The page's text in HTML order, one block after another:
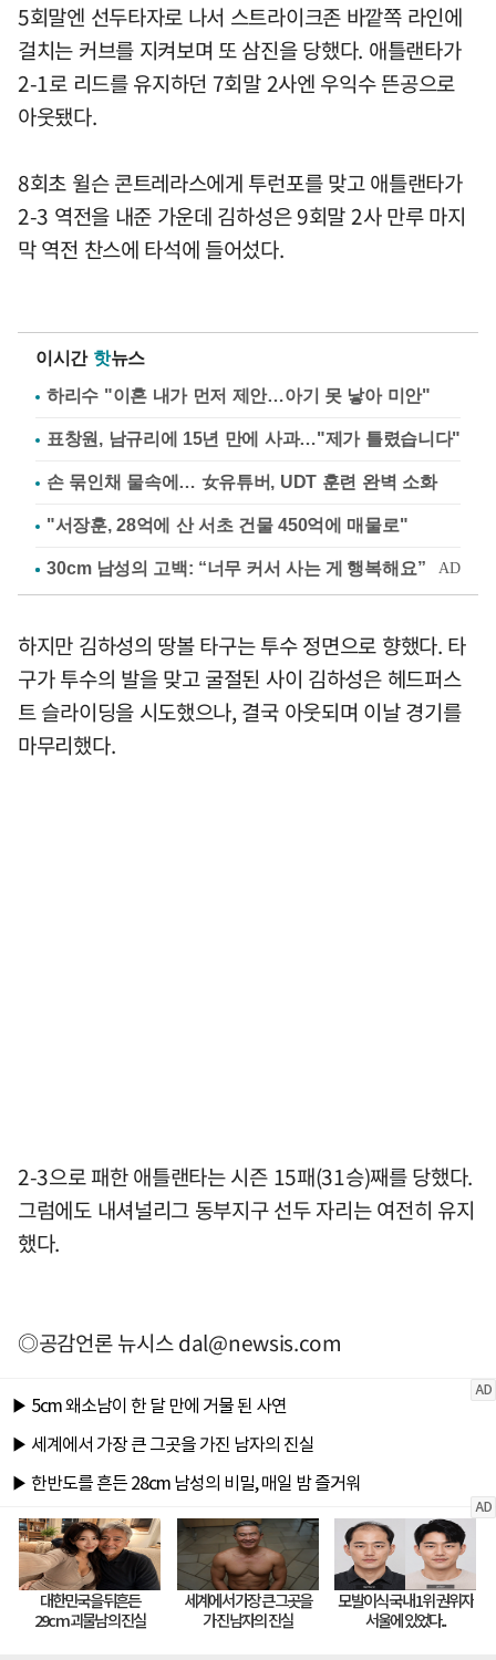
5회말엔 선두타자로 나서 스트라이크존 바깥쪽 라인에
걸치는 커브를 지켜보며 또 삼진을 당했다. 애틀랜타가
2-1로 리드를 유지하던 7회말 2사엔 우익수 뜬공으로
아웃됐다.
8회초 윌슨 콘트레라스에게 투런포를 맞고 애틀랜타가
2-3 역전을 내준 가운데 김하성은 9회말 2사 만루 마지
막 역전 찬스에 타석에 들어섰다.
이시간 핫뉴스
하리수 "이혼 내가 먼저 제안…아기 못 낳아 미안"
표창원, 남규리에 15년 만에 사과…"제가 틀렸습니다"
손 묶인채 물속에… 女유튜버, UDT 훈련 완벽 소화
"서장훈, 28억에 산 서초 건물 450억에 매물로"
하지만 김하성의 땅볼 타구는 투수 정면으로 향했다. 타
구가 투수의 발을 맞고 굴절된 사이 김하성은 헤드퍼스
트 슬라이딩을 시도했으나, 결국 아웃되며 이날 경기를
마무리했다.
2-3으로 패한 애틀랜타는 시즌 15패(31승)째를 당했다.
그럼에도 내셔널리그 동부지구 선두 자리는 여전히 유지
했다.
◎공감언론 뉴시스dal@newsis.com